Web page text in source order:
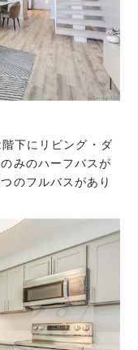
下にリビング・ダ
みのハーフバスが
のフルバスがあり